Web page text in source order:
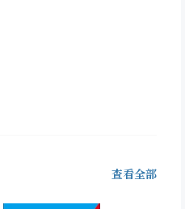
查看全部